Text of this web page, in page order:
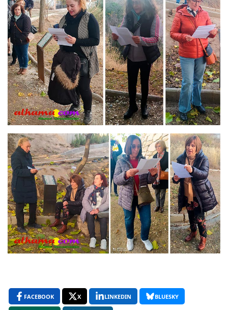
FACEBOOK X LINKEDIN BLUESKY